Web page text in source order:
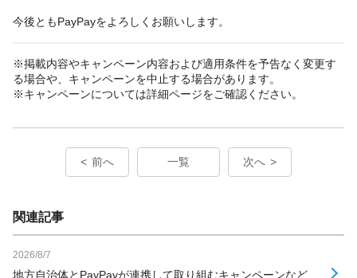
今後ともPayPayをよろしくお願いします。
※掲載内容やキャンペーン内容および適用条件を予告なく変更す
る場合や、キャンペーンを中止する場合があります。
※キャンペーンについては詳細ページをご確認ください。
前へ 一覧 次へ
関連記事
2026/8/7
地方自治体とPayPayが連携して取り組むキャンペーンなど、